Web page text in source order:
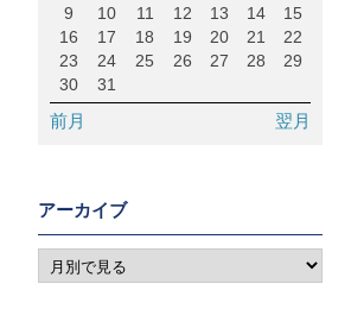
9
10 11 12 13 14
15
16
17 18 19 20 21
22
23
24 25 26 27 28
29
30
31
前月 翌月
アーカイブ